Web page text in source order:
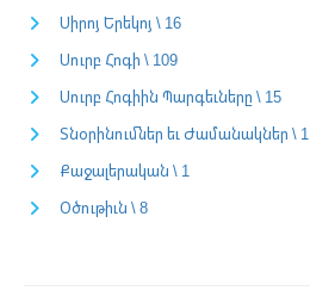
Սիրոյ Երեկոյ \ 16
Սուրբ Հոգի \ 109
Սուրբ Հոգիին Պարգեւները \ 15
Տնօրինումներ եւ Ժամանակներ \ 1
Քաջալերական \ 1
Օծութիւն \ 8